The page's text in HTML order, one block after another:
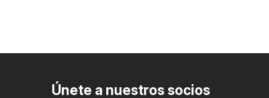
Únete a nuestros socios